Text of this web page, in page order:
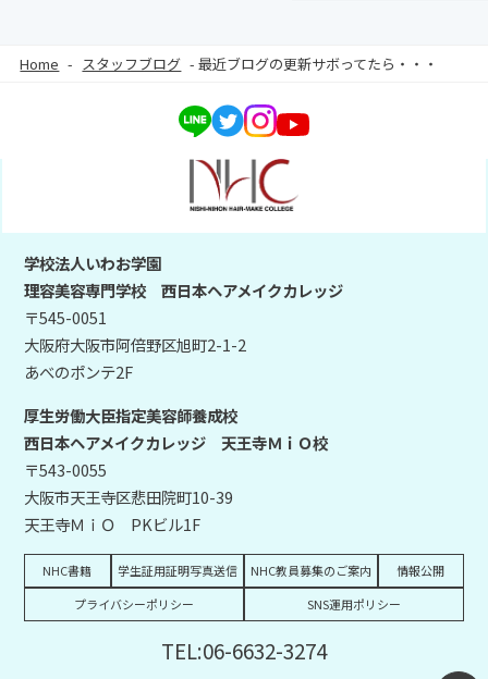
Home - スタッフブログ -最近ブログの更新サボってたら・・・
学校法人いわお学園
理容美容専門学校 西日本ヘアメイクカレッジ
〒545-0051
大阪府大阪市阿倍野区旭町2-1-2
あべのポンテ2F
厚生労働大臣指定美容師養成校
西日本ヘアメイクカレッジ 天王寺ＭｉＯ校
〒543-0055
大阪市天王寺区悲田院町10-39
天王寺ＭｉＯ PKビル1F
NHC書籍 学生証用証明写真送信 NHC教員募集のご案内
情報公開
プライバシーポリシー
SNS運用ポリシー
TEL:06-6632-3274